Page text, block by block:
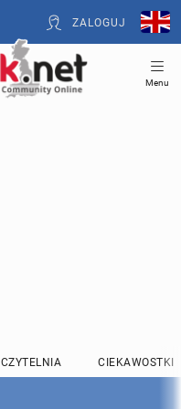
ZALOGUJ
Menu
CZYTELNIA CIEKAWOSTKI